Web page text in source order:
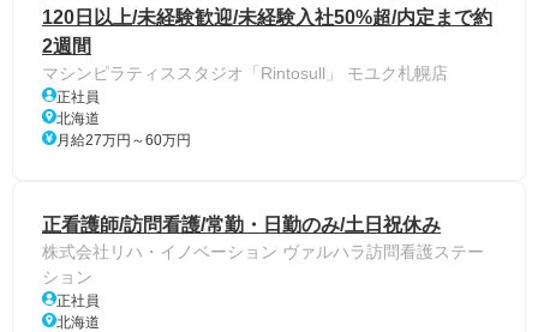
120日以上/未経験歓迎/未経験入社50%超/内定まで約
2週間
マシンピラティススタジオ「Rintosull」 モユク札幌店
正社員
北海道
月給27万円～60万円
正看護師/訪問看護/常勤・日勤のみ/土日祝休み
株式会社リハ・イノベーション ヴァルハラ訪問看護ステー
ション
正社員
北海道